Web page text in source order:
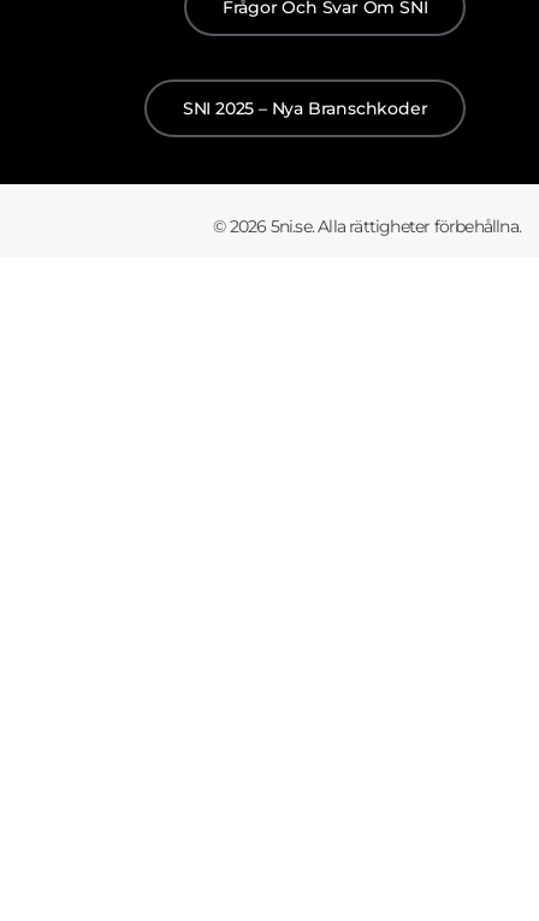
Frågor Och Svar Om SNI
SNI 2025 – Nya Branschkoder
© 2026 5ni.se. Alla rättigheter förbehållna.